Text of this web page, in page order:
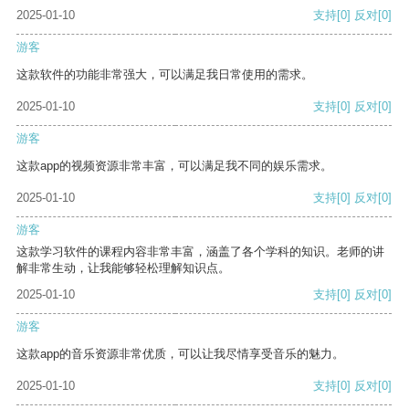
2025-01-10 支持[0] 反对[0]
游客
这款软件的功能非常强大，可以满足我日常使用的需求。
2025-01-10 支持[0] 反对[0]
游客
这款app的视频资源非常丰富，可以满足我不同的娱乐需求。
2025-01-10 支持[0] 反对[0]
游客
这款学习软件的课程内容非常丰富，涵盖了各个学科的知识。老师的讲
解非常生动，让我能够轻松理解知识点。
2025-01-10
支持[0] 反对[0]
游客
这款app的音乐资源非常优质，可以让我尽情享受音乐的魅力。
2025-01-10 支持[0] 反对[0]